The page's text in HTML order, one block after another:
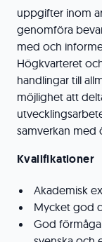
uppgifter inom
genomföra
med och
Högkvarteret
handlingar till
möjlighet att
samverkan med
Kvalifikationer
Akademisk
Mycket god
God